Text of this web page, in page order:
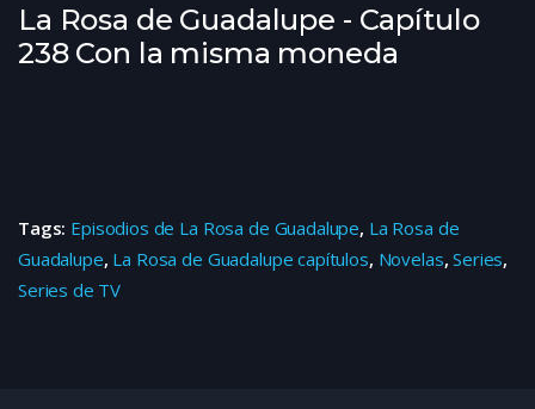
La Rosa de Guadalupe - Capítulo
238 Con la misma moneda
Tags: Episodios de La Rosa de Guadalupe, La Rosa de
Guadalupe, La Rosa de Guadalupe capítulos, Novelas,Series,
Series de TV